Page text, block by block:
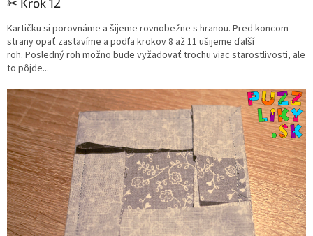
Kartičku si porovnáme a šijeme rovnobežne s hranou. Pred koncom
strany opäť zastavíme a podľa krokov 8 až 11 ušijeme ďalší
roh. Posledný roh možno bude vyžadovať trochu viac starostlivosti, ale
to pôjde...